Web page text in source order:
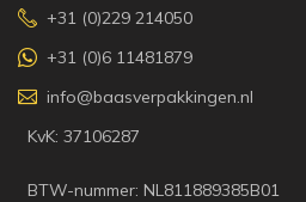
+31 (0)229 214050
+31 (0)6 11481879
info@baasverpakkingen.nl
KvK: 37106287
BTW-nummer: NL811889385B01